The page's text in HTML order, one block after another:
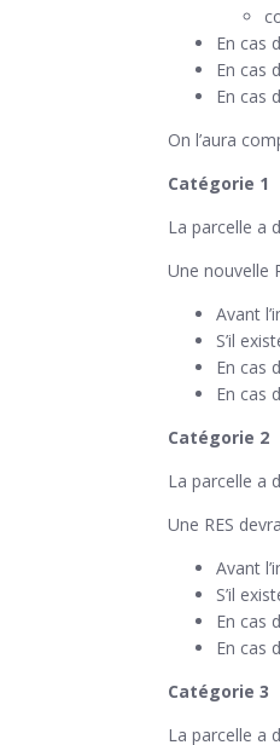
En cas
En cas
En cas
On l’aura
Catégorie 1
La parcelle a
Une nouvelle
Avant
S’il
En cas
En cas
Catégorie 2
La parcelle a
Une RES
Avant
S’il
En cas
En cas
Catégorie 3
La parcelle a